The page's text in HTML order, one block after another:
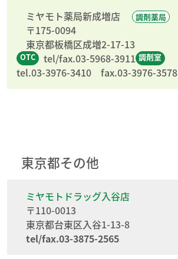
ミヤモト薬局新成増店 調剤薬局
〒175-0094
東京都板橋区成増2-17-13
OTC tel/fax.03-5968-3911 調剤室
tel.03-3976-3410 fax.03-3976-3578
東京都その他
ミヤモトドラッグ入谷店
〒110-0013
東京都台東区入谷1-13-8
tel/fax.03-3875-2565